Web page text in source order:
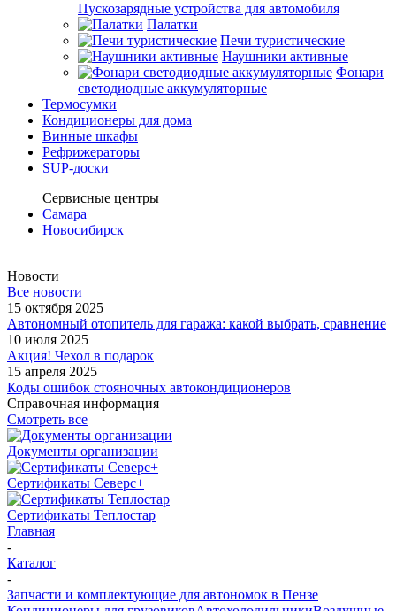
Пускозарядные устройства для автомобиля
Палатки
Печи туристические
Наушники активные
Фонари
светодиодные аккумуляторные
Термосумки
Кондиционеры для дома
Винные шкафы
Рефрижераторы
SUP-доски
Сервисные центры
Самара
Новосибирск
Новости
Все новости
15 октября 2025
Автономный отопитель для гаража: какой выбрать, сравнение
10 июля 2025
Акция! Чехол в подарок
15 апреля 2025
Коды ошибок стояночных автокондиционеров
Справочная информация
Смотреть все
Документы организации
Сертификаты Северс+
Сертификаты Теплостар
Главная
-
Каталог
-
Запчасти и комплектующие для автономок в Пензе